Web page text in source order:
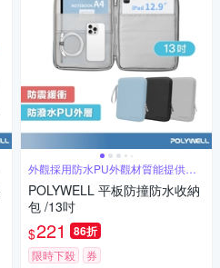
外觀採用防水PU外觀材質能提供保
護
POLYWELL 平板防撞防水收納
包 /13吋
$221 86折
限時下殺 券